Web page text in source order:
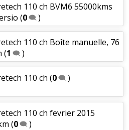
110 ch BVM6 55000kms
(0 )
110 ch Boîte manuelle, 76
(1 )
110 ch (0 )
110 ch fevrier 2015
(0 )